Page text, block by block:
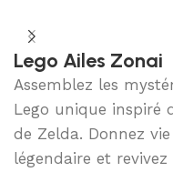
Lego Ailes Zonai
Assemblez les
Lego unique inspiré
de Zelda. Donnez
légendaire et